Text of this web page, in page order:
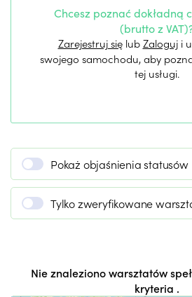
Chcesz poznać dokładną
(brutto z
Zarejestruj się lub Zaloguj i
swojego samochodu, aby
tej usługi.
Pokaż objaśnienia statusów
Tylko zweryfikowane
Nie znaleziono warsztatów
kryteria .